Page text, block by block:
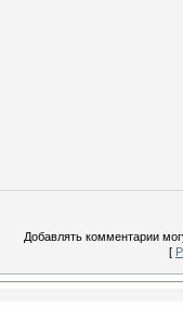
Добавлять комментарии
[